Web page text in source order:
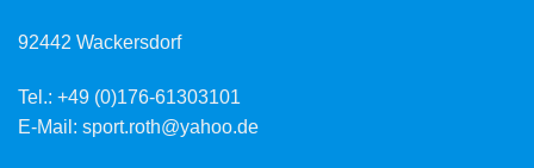
92442 Wackersdorf
Tel.: +49 (0)176-61303101
E-Mail: sport.roth@yahoo.de